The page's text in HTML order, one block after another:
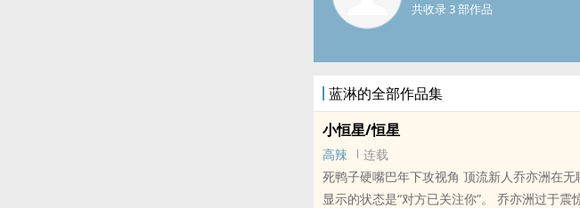
共收录 3 部作品
蓝淋的全部作品集
小恒星/恒星
高辣
连载
死鸭子硬嘴巴年下攻视角 顶流新人乔亦洲在
显示的状态是“对方已关注你”。 乔亦洲过于